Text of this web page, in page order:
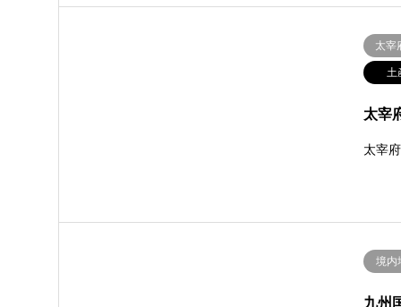
太宰
土
太宰
太宰
境内
九州